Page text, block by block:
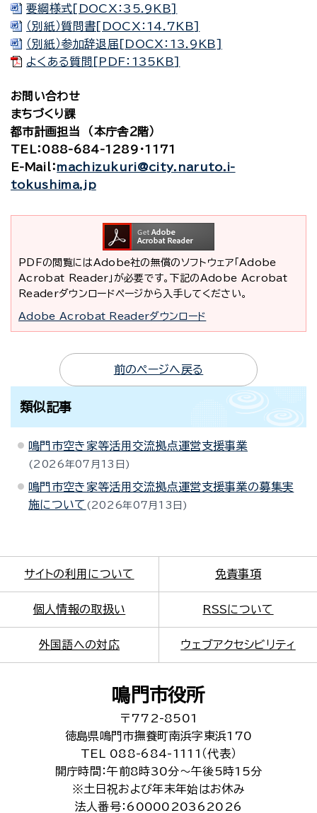
要綱様式[DOCX：35.9KB]
（別紙）質問書[DOCX：14.7KB]
（別紙）参加辞退届[DOCX：13.9KB]
よくある質問[PDF：135KB]
お問い合わせ
まちづくり課
都市計画担当 （本庁舎２階）
TEL
：088-684-1289・1171
E-Mail
：machizukuri@city.naruto.i-
tokushima.jp
PDFの閲覧にはAdobe社の無償のソフトウェア「Adobe
Acrobat Reader」が必要です。下記のAdobe Acrobat
Readerダウンロードページから入手してください。
Adobe Acrobat Readerダウンロード
前のページへ戻る
類似記事
鳴門市空き家等活用交流拠点運営支援事業
2026年07月13日
鳴門市空き家等活用交流拠点運営支援事業の募集実
施について
2026年07月13日
サイトの利用について 免責事項
個人情報の取扱い RSSについて
外国語への対応 ウェブアクセシビリティ
鳴門市役所
〒772-8501
徳島県鳴門市撫養町南浜字東浜170
TEL 088-684-1111（代表）
開庁時間：午前8時30分～午後5時15分
※土日祝および年末年始はお休み
法人番号：6000020362026